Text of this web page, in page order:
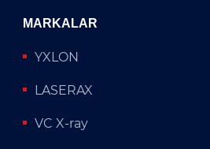
MARKALAR
YXLON
LASERAX
VC X-ray